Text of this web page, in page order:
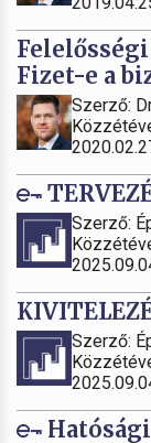
Fizet-e a
Szerző:
Szerző:
Szerző: